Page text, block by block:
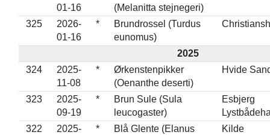
01-16
(Melanitta stejnegeri)
325
2026-
01-16
*
Brundrossel (Turdus
eunomus)
2025
324
2025-
11-08
*
Ørkenstenpikker
(Oenanthe deserti)
Hvide
323
2025-
09-19
*
Brun Sule (Sula
leucogaster)
Esbjerg
322
2025-
*
Blå Glente (Elanus
Kilde